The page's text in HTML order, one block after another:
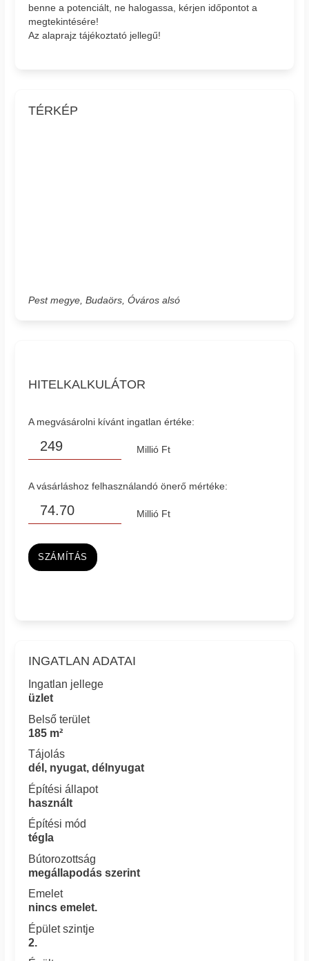
benne a potenciált, ne halogassa, kérjen időpontot a
megtekintésére!
Az alaprajz tájékoztató jellegű!
TÉRKÉP
Pest megye, Budaörs, Óváros alsó
HITELKALKULÁTOR
A megvásárolni kívánt ingatlan értéke:
Millió Ft
A vásárláshoz felhasználandó önerő mértéke:
Millió Ft
SZÁMÍTÁS
INGATLAN ADATAI
Ingatlan jellege
üzlet
Belső terület
185 m²
Tájolás
dél, nyugat, délnyugat
Építési állapot
használt
Építési mód
tégla
Bútorozottság
megállapodás szerint
Emelet
nincs emelet.
Épület szintje
2.